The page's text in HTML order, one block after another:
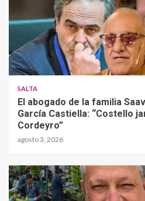
SALTA
El abogado de la familia
García Castiella: “Costello
Cordeyro”
agosto 3, 2026